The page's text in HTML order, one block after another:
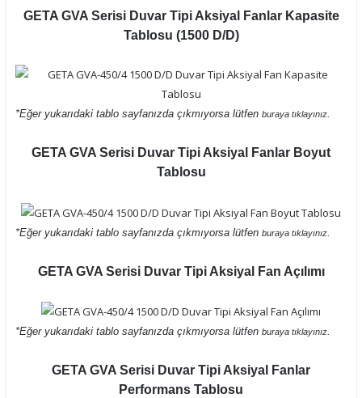
GETA GVA Serisi Duvar Tipi Aksiyal Fanlar Kapasite
Tablosu (1500 D/D)
*Eğer yukarıdaki tablo sayfanızda çıkmıyorsa lütfen buraya tıklayınız.
GETA GVA Serisi Duvar Tipi Aksiyal Fanlar Boyut
Tablosu
*Eğer yukarıdaki tablo sayfanızda çıkmıyorsa lütfen buraya tıklayınız
GETA GVA Serisi Duvar Tipi Aksiyal Fan Açılımı
*Eğer yukarıdaki tablo sayfanızda çıkmıyorsa lütfen buraya tıklayınız.
GETA GVA Serisi Duvar Tipi Aksiyal Fanlar
Performans Tablosu